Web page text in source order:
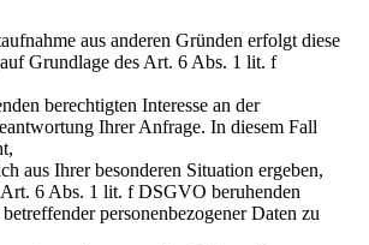
aus anderen Gründen erfolgt diese
Grundlage des Art. 6 Abs. 1 lit. f
berechtigten Interesse an der
Ihrer Anfrage. In diesem Fall
aus Ihrer besonderen Situation ergeben,
6 Abs. 1 lit. f DSGVO beruhenden
personenbezogener Daten zu